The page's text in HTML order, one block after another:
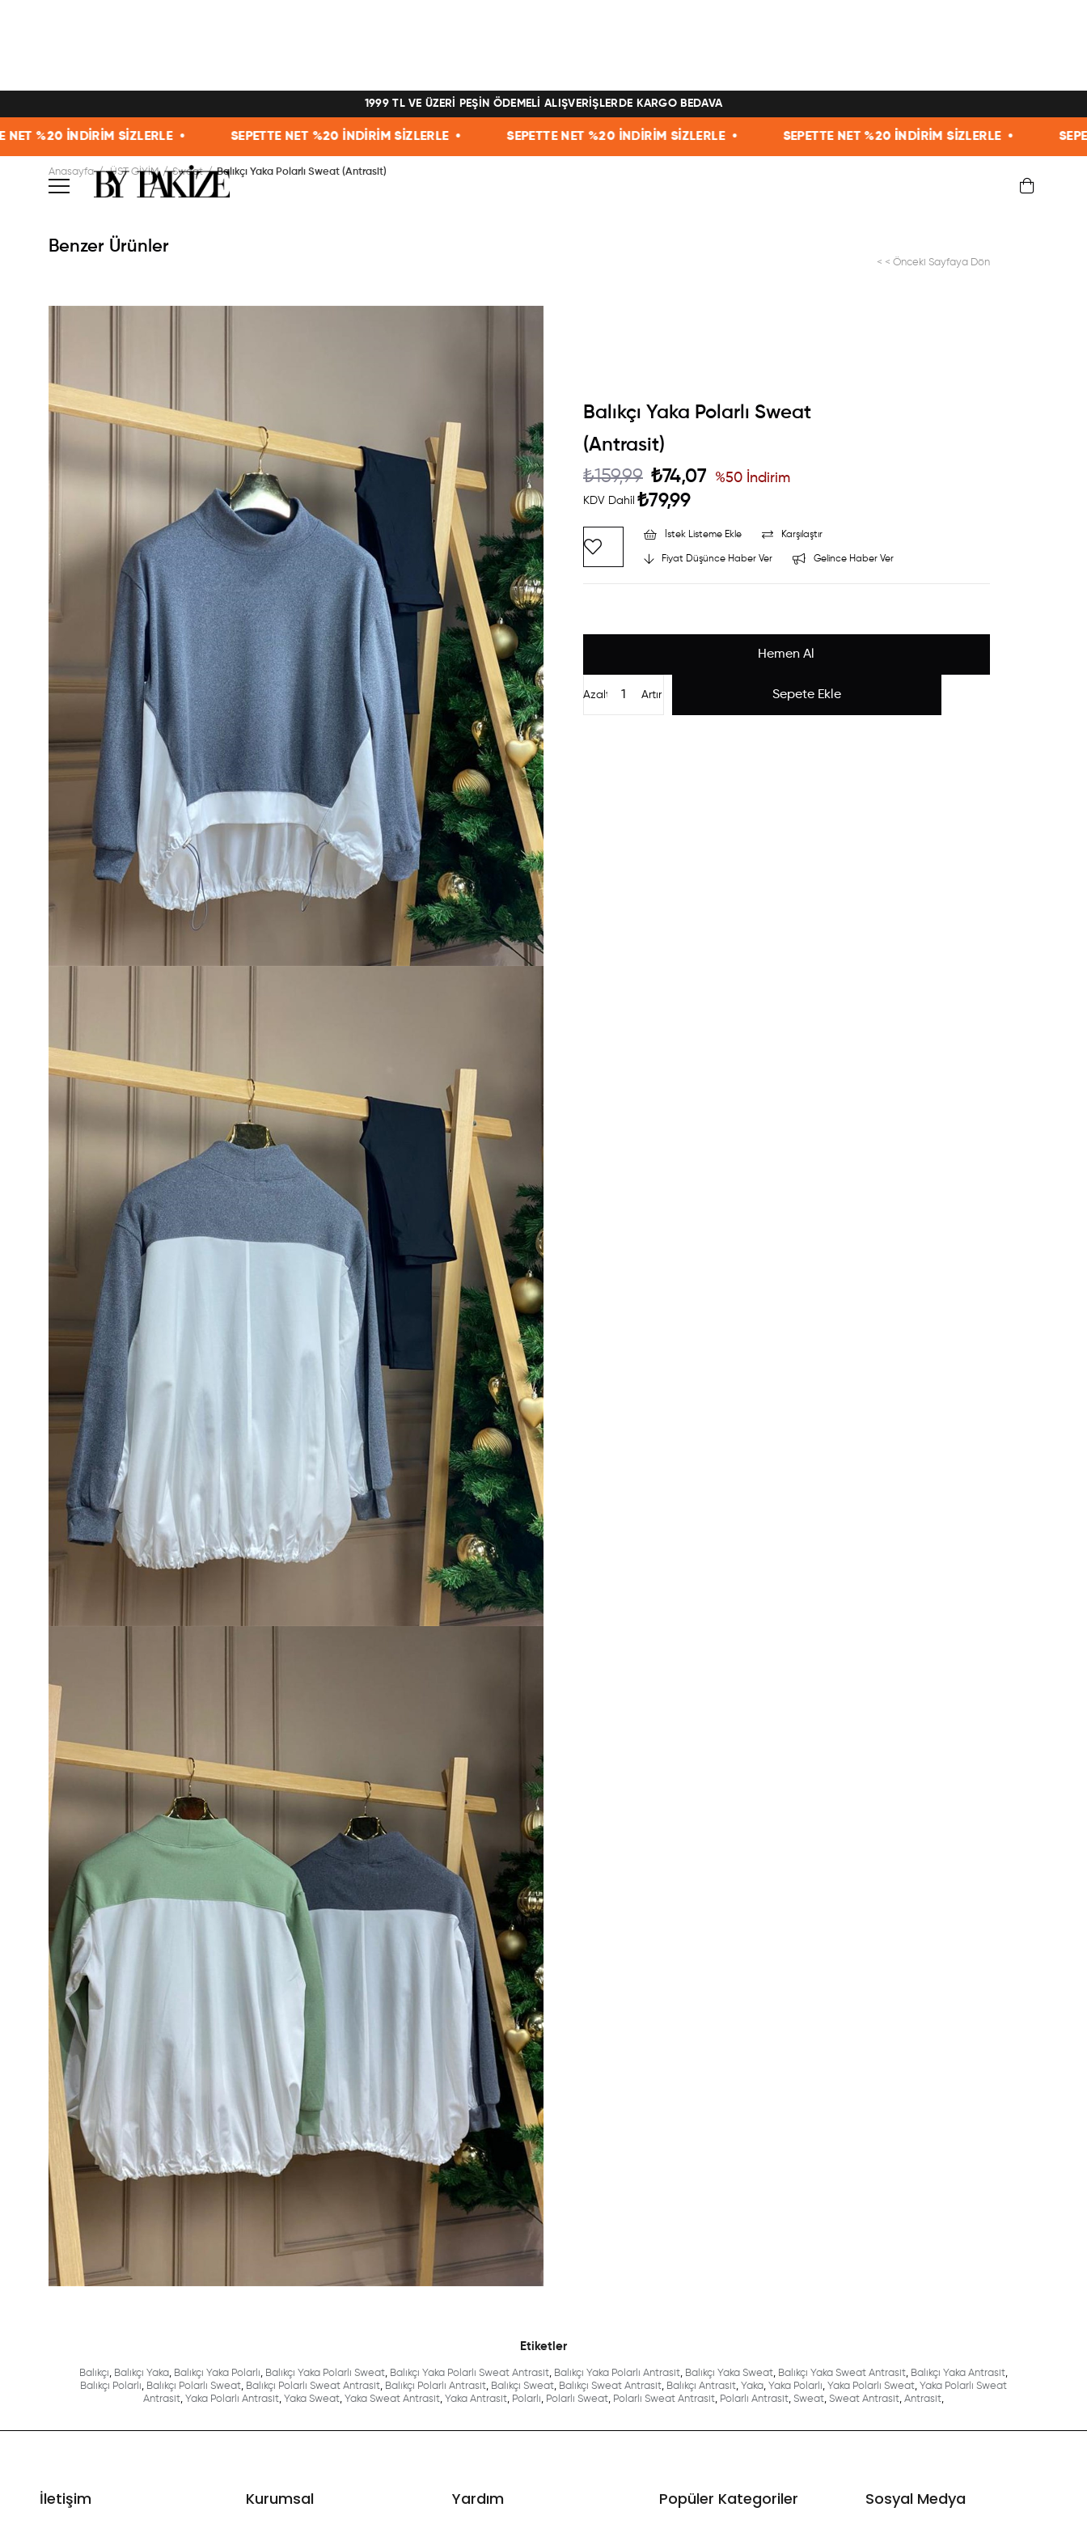
1999 TL VE ÜZERİ PEŞİN ÖDEMELİ ALIŞVERİŞLERDE KARGO BEDAVA
SİZLERLE • SEPETTE NET %20 İNDİRİM SİZLERLE • SEPETTE NET %20 İNDİRİM SİZLERLE • SEPETTE NET %20 İNDİRİM SİZLERLE • SEPETTE NET %20
Anasayfa ÜST GİYİM Sweat Balıkçı Yaka Polarlı Sweat (Antrasit)
< < Önceki Sayfaya Dön
Benzer Ürünler
Balıkçı Yaka Polarlı Sweat
(Antrasit)
₺159,99 ₺74,07
KDV Dahil ₺79,99
%50İndirim
İstek Listeme Ekle Karşılaştır
Fiyat Düşünce Haber Ver Gelince Haber Ver
Artır
Azalt
Etiketler
Balıkçı, Balıkçı Yaka, Balıkçı Yaka Polarlı, Balıkçı Yaka Polarlı Sweat, Balıkçı Yaka Polarlı Sweat Antrasit, Balıkçı Yaka Polarlı Antrasit, Balıkçı Yaka Sweat, Balıkçı Yaka Sweat Antrasit, Balıkçı Yaka Antrasit,
Balıkçı Polarlı, Balıkçı Polarlı Sweat, Balıkçı Polarlı Sweat Antrasit, Balıkçı Polarlı Antrasit, Balıkçı Sweat, Balıkçı Sweat Antrasit, Balıkçı Antrasit, Yaka, Yaka Polarlı, Yaka Polarlı Sweat, Yaka Polarlı Sweat
Antrasit, Yaka Polarlı Antrasit, Yaka Sweat, Yaka Sweat Antrasit, Yaka Antrasit, Polarlı, Polarlı Sweat, Polarlı Sweat Antrasit, Polarlı Antrasit, Sweat, Sweat Antrasit, Antrasit,
İletişim Kurumsal Yardım Popüler Kategoriler Sosyal Medya